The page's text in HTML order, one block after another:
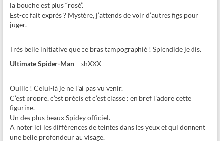
la bouche est plus “rosé”.
Est-ce fait exprès ? Mystère, j’attends de voir d’autres figs pour
juger.
Très belle initiative que ce bras tampographié ! Splendide je dis.
Ultimate Spider-Man– shXXX
Ouille ! Celui-là je ne l’ai pas vu venir.
C’est propre, c’est précis et c’est classe : en bref j’adore cette
figurine.
Un des plus beaux Spidey officiel.
A noter ici les différences de teintes dans les yeux et qui donnent
une belle profondeur au visage.